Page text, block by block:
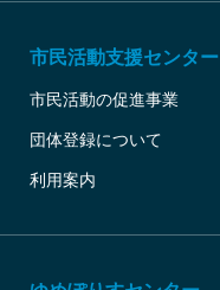
市民活動支援センター
市民活動の促進事業
団体登録について
利用案内